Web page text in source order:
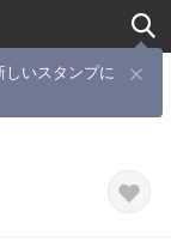
しいスタンプに
。定番テキス